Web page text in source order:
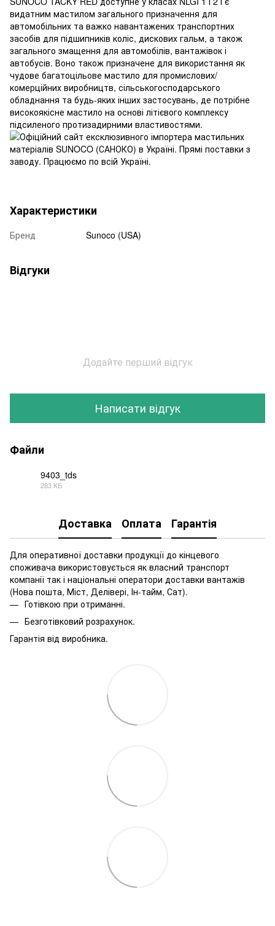
видатним мастилом загального призначення для
автомобільних та важко навантажених транспортних
засобів для підшипників коліс, дискових гальм, а також
загального змащення для автомобілів, вантажівок і
автобусів. Воно також призначене для використання як
чудове багатоцільове мастило для промислових/
комерційних виробництв, сільськогосподарського
обладнання та будь-яких інших застосувань, де потрібне
високоякісне мастило на основі літієвого комплексу
підсиленого протизадирними властивостями.
Характеристики
Бренд Sunoco (USA)
Відгуки
Додайте перший відгук
Написати відгук
Файли
9403_tds
283 КБ
Доставка Оплата Гарантія
Для оперативної доставки продукції до кінцевого
споживача використовується як власний транспорт
компанії так і національні оператори доставки вантажів
(Нова пошта, Міст, Делівері, Ін-тайм, Сат).
Готівкою при отриманні.
Безготівковий розрахунок.
Гарантія від виробника.